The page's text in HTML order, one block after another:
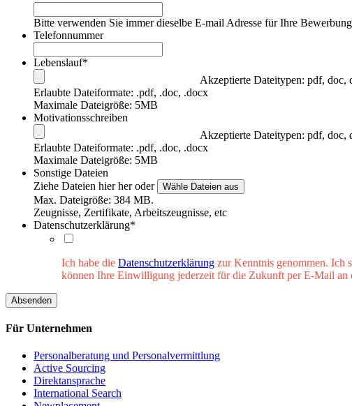
Bitte verwenden Sie immer dieselbe E-mail Adresse für Ihre
Telefonnummer
Lebenslauf*
Akzeptierte Dateitypen: pdf,
Erlaubte Dateiformate: .pdf, .doc, .docx
Maximale Dateigröße: 5MB
Motivationsschreiben
Akzeptierte Dateitypen: pdf,
Erlaubte Dateiformate: .pdf, .doc, .docx
Maximale Dateigröße: 5MB
Sonstige Dateien
Ziehe Dateien hier her oder
Wähle Dateien aus
Max. Dateigröße: 384 MB.
Zeugnisse, Zertifikate, Arbeitszeugnisse, etc
Datenschutzerklärung*
Ich habe die Datenschutzerklärung zur Kenntnis genommen. Ich
können Ihre Einwilligung jederzeit für die Zukunft per E-Mail an
Für Unternehmen
Personalberatung und Personalvermittlung
Active Sourcing
Direktansprache
International Search